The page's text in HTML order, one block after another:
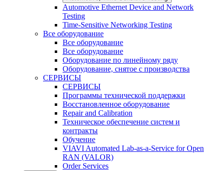
Automotive Ethernet Device and Network
Testing
Time-Sensitive Networking Testing
Все оборудование
Все оборудование
Все оборудование
Оборудование по линейному ряду
Оборудование, снятое с производства
СЕРВИСЫ
СЕРВИСЫ
Программы технической поддержки
Восстановленное оборудование
Repair and Calibration
Техническое обеспечение систем и
контракты
Обучение
VIAVI Automated Lab-as-a-Service for Open
RAN (VALOR)
Order Services